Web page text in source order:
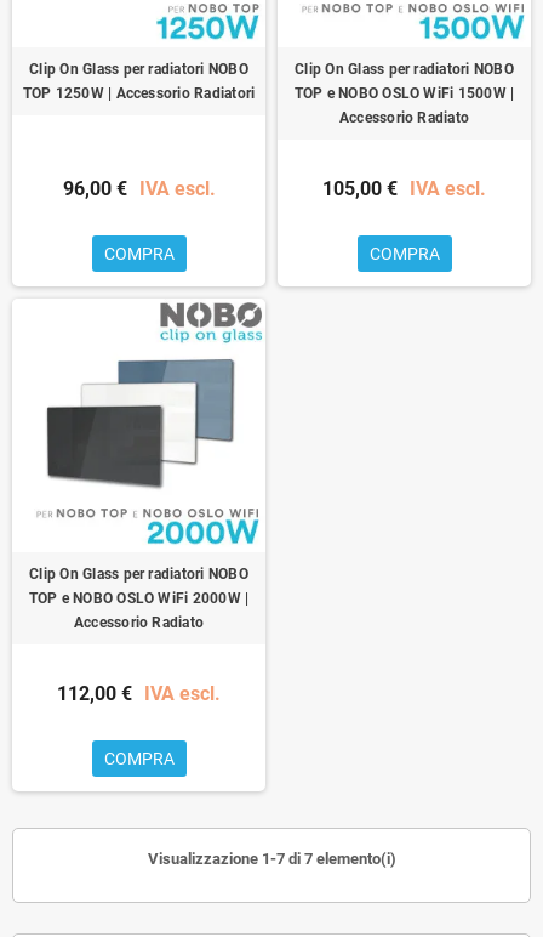
Clip On Glass per radiatori NOBO
TOP 1250W | Accessorio Radiatori
96,00 € IVA escl.
COMPRA
Clip On Glass per radiatori NOBO
TOP e NOBO OSLO WiFi 1500W |
Accessorio Radiato
105,00 € IVA escl.
COMPRA
Clip On Glass per radiatori NOBO
TOP e NOBO OSLO WiFi 2000W |
Accessorio Radiato
112,00 € IVA escl.
COMPRA
Visualizzazione 1-7 di 7 elemento(i)